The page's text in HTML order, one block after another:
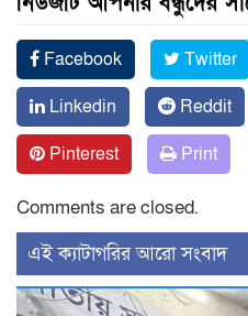
Facebook Twitter
Linkedin
Reddit
Pinterest
Print
Comments are closed.
‍এই ক্যাটাগরির ‍আরো সংবাদ